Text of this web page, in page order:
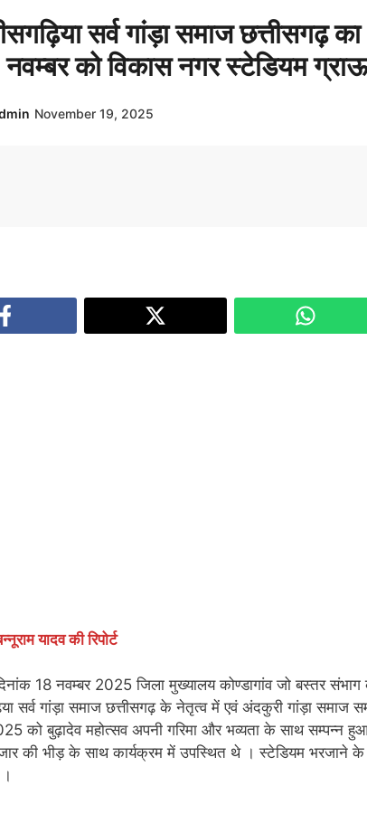
सर्व गांड़ा समाज छत्तीसगढ़
को विकास नगर स्टेडियम
November 19, 2025
यादव की रिपोर्ट
18 नवम्बर 2025 जिला मुख्यालय कोण्डागांव जो बस्तर
सर्व गांड़ा समाज छत्तीसगढ़ के नेतृत्व में एवं अंदकुरी गांड़ा
को बुढ़ादेव महोत्सव अपनी गरिमा और भव्यता के साथ
की भीड़ के साथ कार्यक्रम में उपस्थित थे । स्टेडियम भरजाने के